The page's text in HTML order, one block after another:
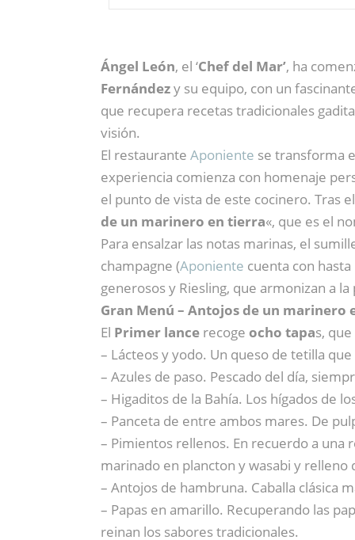
Ángel León, el ‘Chef del Mar’, ha
Fernándezy su equipo, con un
que recupera recetas tradicionales
visión.
El restaurante Aponiente se transforma
experiencia comienza con homenaje
el punto de vista de este cocinero. Tras
de un marinero en tierra«, que es el
Para ensalzar las notas marinas, el
champagne (Aponiente cuenta con
generosos y Riesling, que armonizan a
Gran Menú – Antojos de un marinero
El Primer lance recoge ocho tapas,
– Lácteos y yodo. Un queso de tetilla
– Azules de paso. Pescado del día,
– Higaditos de la Bahía. Los hígados de
– Panceta de entre ambos mares. De
– Pimientos rellenos. En recuerdo a
marinado en plancton y wasabi y relleno
– Antojos de hambruna. Caballa clásica
– Papas en amarillo. Recuperando las
reinan los sabores tradicionales.